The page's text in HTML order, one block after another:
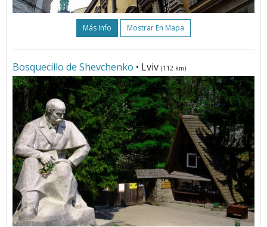
Más Info Mostrar En Mapa
Bosquecillo de Shevchenko • Lviv (112 km)